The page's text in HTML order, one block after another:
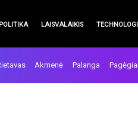
POLITIKA LAISVALAIKIS
Akmenė Palanga